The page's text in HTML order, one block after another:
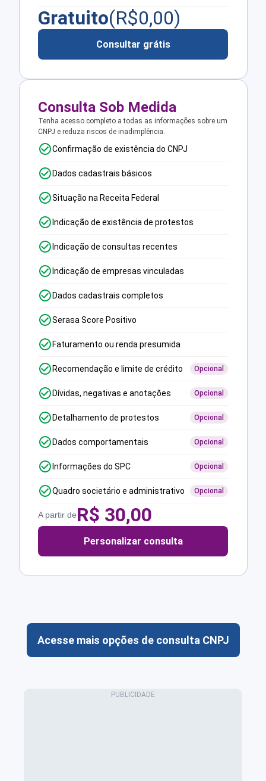
Gratuito(R$0,00)
Consultar grátis
Consulta Sob Medida
Tenha acesso completo a todas as informações sobre um
CNPJ e reduza riscos de inadimplência.
Confirmação de existência do CNPJ
Dados cadastrais básicos
Situação na Receita Federal
Indicação de existência de protestos
Indicação de consultas recentes
Indicação de empresas vinculadas
Dados cadastrais completos
Serasa Score Positivo
Faturamento ou renda presumida
Recomendação e limite de crédito Opcional
Dívidas, negativas e anotações Opcional
Detalhamento de protestos Opcional
Dados comportamentais Opcional
Informações do SPC Opcional
Quadro societário e administrativo Opcional
A partir deR$ 30,00
Personalizar consulta
Acesse mais opções de consulta CNPJ